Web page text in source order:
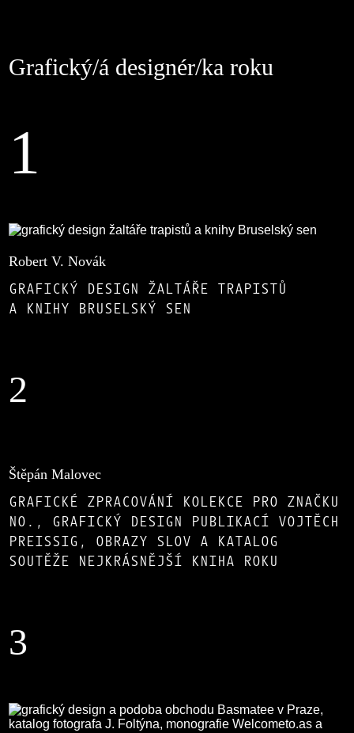
Grafický/á designér/ka roku
1
Robert V. Novák
GRAFICKÝ DESIGN ŽALTÁŘE TRAPISTŮ
A KNIHY BRUSELSKÝ SEN
2
Štěpán Malovec
GRAFICKÉ ZPRACOVÁNÍ KOLEKCE PRO ZNAČKU
NO., GRAFICKÝ DESIGN PUBLIKACÍ VOJTĚCH
PREISSIG, OBRAZY SLOV A KATALOG
SOUTĚŽE NEJKRÁSNĚJŠÍ KNIHA ROKU
3